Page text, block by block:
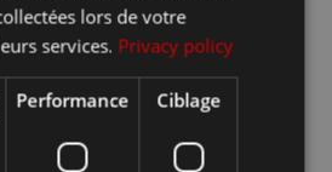
lors de votre
services. Privacy policy
Performance Ciblage